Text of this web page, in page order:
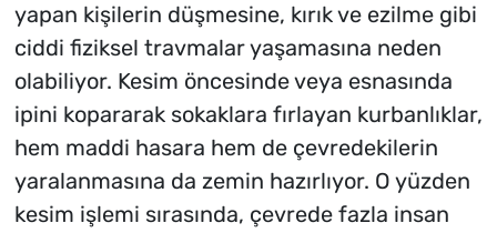
yapan kişilerin düşmesine, kırık ve ezilme gibi
ciddi fiziksel travmalar yaşamasına neden
olabiliyor. Kesim öncesinde veya esnasında
ipini kopararak sokaklara fırlayan kurbanlıklar,
hem maddi hasara hem de çevredekilerin
yaralanmasına da zemin hazırlıyor. O yüzden
kesim işlemi sırasında, çevrede fazla insan